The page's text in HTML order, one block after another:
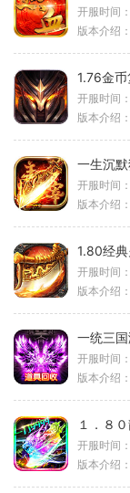
开服时间：
版本介绍：
1.76金
开服时间：
版本介绍：
一生沉
开服时间：
版本介绍：
1.80经
开服时间：
版本介绍：
一统三
开服时间：
版本介绍：
１．８
开服时间：
版本介绍：